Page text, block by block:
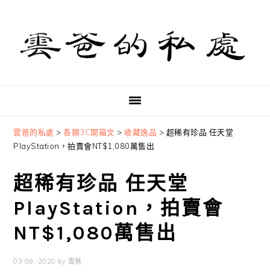
primary
navigation
content
primary
sidebar
雲爸的私處 >各類3C開箱文 > 收藏逸品 > 超稀有珍品 任天堂
PlayStation，拍賣會NT$1,080萬售出
超稀有珍品 任天堂
PlayStation，拍賣會
NT$1,080萬售出
03 09, 2020 by 雲爸